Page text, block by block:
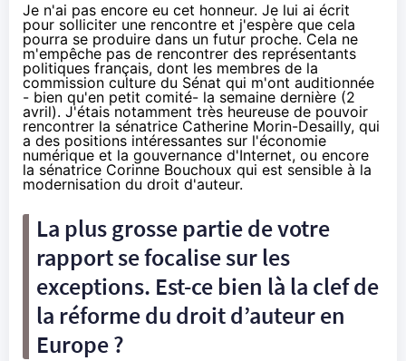
Je n'ai pas encore eu cet honneur. Je lui ai écrit
pour solliciter une rencontre et j'espère que cela
pourra se produire dans un futur proche. Cela ne
m'empêche pas de rencontrer des représentants
politiques français, dont les membres de la
commission culture du Sénat qui m'ont auditionnée
- bien qu'en petit comité- la semaine dernière (2
avril). J'étais notamment très heureuse de pouvoir
rencontrer la sénatrice Catherine Morin-Desailly, qui
a des positions intéressantes sur l'économie
numérique et la gouvernance d'Internet, ou encore
la sénatrice Corinne Bouchoux qui est sensible à la
modernisation du droit d'auteur.
La plus grosse partie de votre
rapport se focalise sur les
exceptions. Est-ce bien là la clef de
la réforme du droit d’auteur en
Europe ?